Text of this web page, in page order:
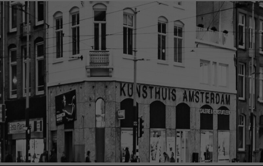
Nieuwstraat 35
2312 KA Leiden
+31(0)71 – 52 84 480
info@kunsthuisleiden.nl
Lees meer